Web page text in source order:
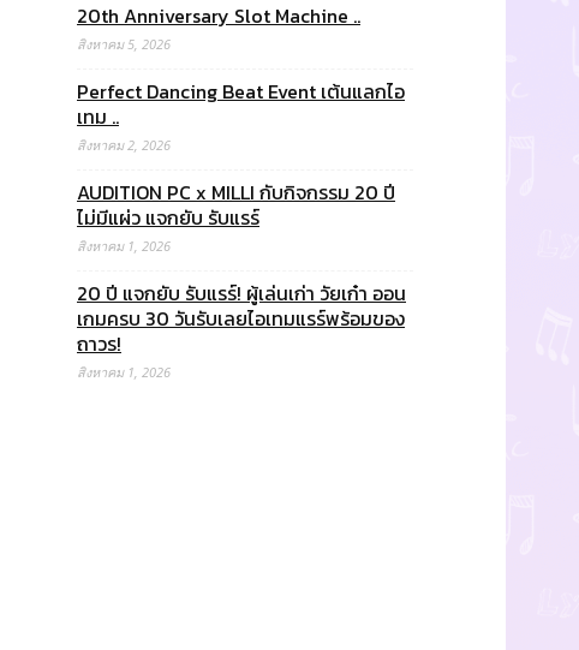
20th Anniversary Slot Machine ..
สิงหาคม 5, 2026
Perfect Dancing Beat Event เต้นแลกไอ
เทม ..
สิงหาคม 2, 2026
AUDITION PC x MILLI กับกิจกรรม 20 ปี
ไม่มีแผ่ว แจกยับ รับแรร์
สิงหาคม 1, 2026
20 ปี แจกยับ รับแรร์! ผู้เล่นเก่า วัยเก๋า ออน
เกมครบ 30 วันรับเลยไอเทมแรร์พร้อมของ
ถาวร!
สิงหาคม 1, 2026